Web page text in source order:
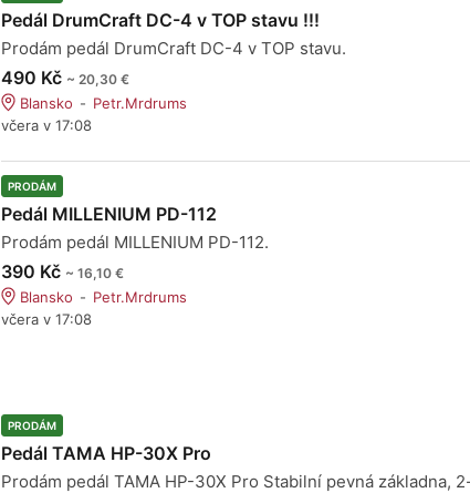
Pedál DrumCraft DC-4 v TOP stavu !!!
Prodám pedál DrumCraft DC-4 v TOP stavu.
490 Kč ~ 20,30 €
Blansko
Petr.Mrdrums
včera v 17:08
PRODÁM
Pedál MILLENIUM PD-112
Prodám pedál MILLENIUM PD-112.
390 Kč ~ 16,10 €
Blansko
Petr.Mrdrums
včera v 17:08
PRODÁM
Pedál TAMA HP-30X Pro
Prodám pedál TAMA HP-30X Pro Stabilní pevná základna,